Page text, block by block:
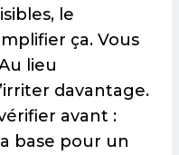
le
ça. Vous
lieu
davantage.
avant :
base pour un